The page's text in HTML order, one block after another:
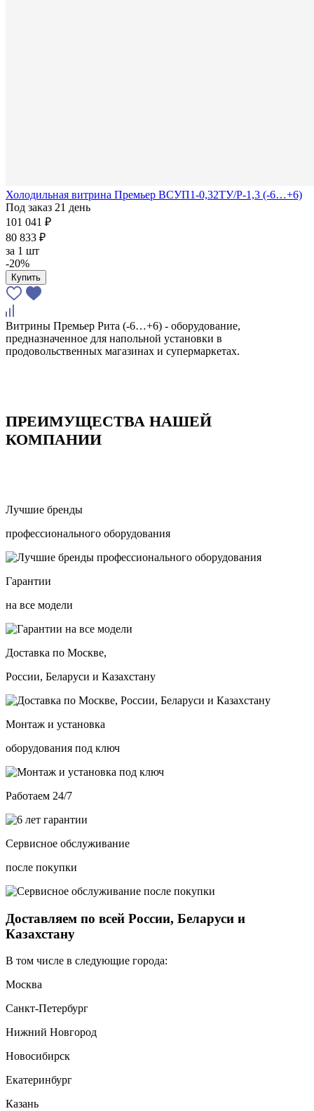
Холодильная витрина Премьер ВСУП1-0,32ТУ/Р-1,3 (-6…+6)
Под заказ 21 день
101 041 ₽
80 833 ₽
за 1 шт
-20%
Купить
Витрины Премьер Рита (-6…+6) - оборудование,
предназначенное для напольной установки в
продовольственных магазинах и супермаркетах.
ПРЕИМУЩЕСТВА НАШЕЙ
КОМПАНИИ
Лучшие бренды
профессионального оборудования
Гарантии
на все модели
Доставка по Москве,
России, Беларуси и Казахстану
Монтаж и установка
оборудования под ключ
Работаем 24/7
Сервисное обслуживание
после покупки
Доставляем по всей России, Беларуси и
Казахстану
В том числе в следующие города:
Москва
Санкт-Петербург
Нижний Новгород
Новосибирск
Екатеринбург
Казань